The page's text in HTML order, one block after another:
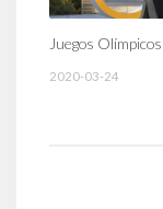
Juegos
2020-03-24